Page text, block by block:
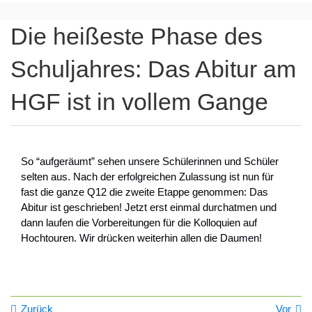
Die heißeste Phase des
Schuljahres: Das Abitur am
HGF ist in vollem Gange
So “aufgeräumt” sehen unsere Schülerinnen und Schüler
selten aus. Nach der erfolgreichen Zulassung ist nun für
fast die ganze Q12 die zweite Etappe genommen: Das
Abitur ist geschrieben! Jetzt erst einmal durchatmen und
dann laufen die Vorbereitungen für die Kolloquien auf
Hochtouren. Wir drücken weiterhin allen die Daumen!
Zurück Vor